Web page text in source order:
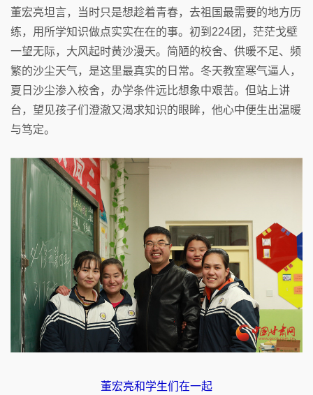
董宏亮坦言，当时只是想趁着青春，去祖国最需要的地方历
练，用所学知识做点实实在在的事。初到224团，茫茫戈壁
一望无际，大风起时黄沙漫天。简陋的校舍、供暖不足、频
繁的沙尘天气，是这里最真实的日常。冬天教室寒气逼人，
夏日沙尘渗入校舍，办学条件远比想象中艰苦。但站上讲
台，望见孩子们澄澈又渴求知识的眼眸，他心中便生出温暖
与笃定。
董宏亮和学生们在一起